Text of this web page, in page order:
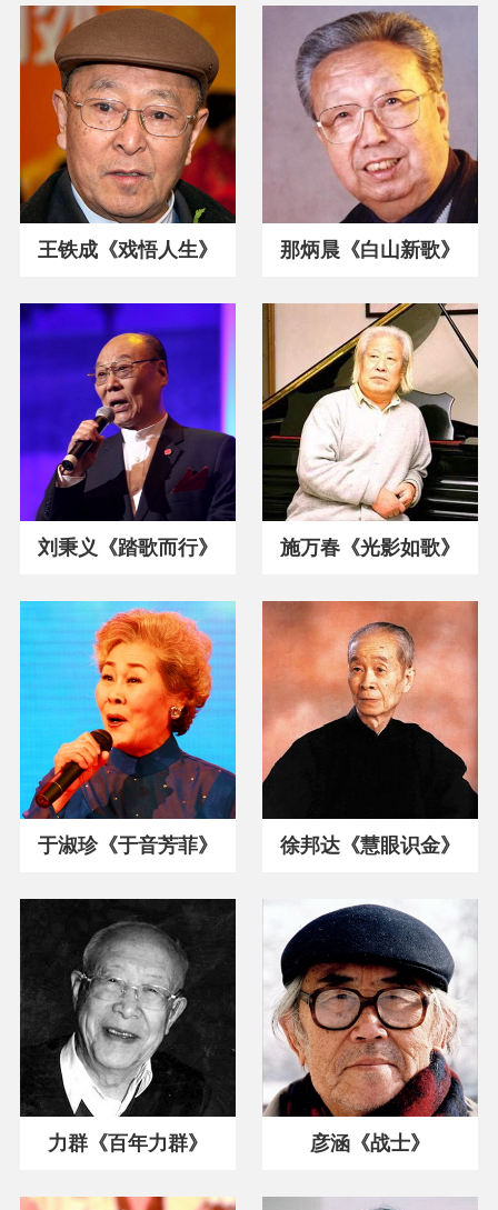
王铁成《戏悟人生》 那炳晨《白山新歌》
刘秉义《踏歌而行》 施万春《光影如歌》
于淑珍《于音芳菲》 徐邦达《慧眼识金》
力群《百年力群》 彦涵《战士》